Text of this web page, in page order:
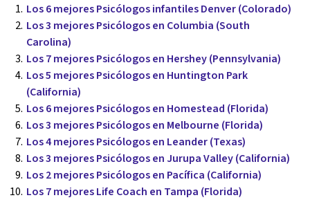
Los 6 mejores Psicólogos infantiles Denver (Colorado)
Los 3 mejores Psicólogos en Columbia (South
Carolina)
Los 7 mejores Psicólogos en Hershey (Pennsylvania)
Los 5 mejores Psicólogos en Huntington Park
(California)
Los 6 mejores Psicólogos en Homestead (Florida)
Los 3 mejores Psicólogos en Melbourne (Florida)
Los 4 mejores Psicólogos en Leander (Texas)
Los 3 mejores Psicólogos en Jurupa Valley (California)
Los 2 mejores Psicólogos en Pacífica (California)
Los 7 mejores Life Coach en Tampa (Florida)